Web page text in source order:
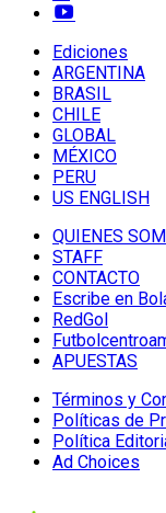
Ediciones
ARGENTINA
BRASIL
CHILE
GLOBAL
MÉXICO
PERU
US ENGLISH
QUIENES
STAFF
CONTACTO
Escribe en
RedGol
APUESTAS
Términos y
Políticas de
Política
Ad Choices